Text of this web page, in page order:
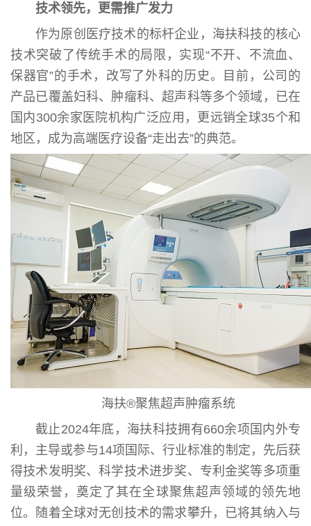
技术领先，更需推广发力
作为原创医疗技术的标杆企业，海扶科技的核心
技术突破了传统手术的局限，实现“不开、不流血、
保器官”的手术，改写了外科的历史。目前，公司的
产品已覆盖妇科、肿瘤科、超声科等多个领域，已在
国内300余家医院机构广泛应用，更远销全球35个和
地区，成为高端医疗设备“走出去”的典范。
海扶®聚焦超声肿瘤系统
截止2024年底，海扶科技拥有660余项国内外专
利，主导或参与14项国际、行业标准的制定，先后获
得技术发明奖、科学技术进步奖、专利金奖等多项重
量级荣誉，奠定了其在全球聚焦超声领域的领先地
位。随着全球对无创技术的需求攀升，已将其纳入与